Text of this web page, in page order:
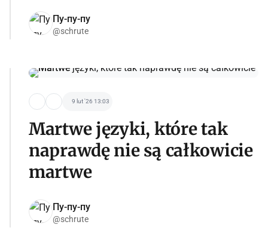
Пу-пу-пу
@schrute
9 lut '26 13:03
Martwe języki, które tak
naprawdę nie są całkowicie
martwe
Пу-пу-пу
@schrute